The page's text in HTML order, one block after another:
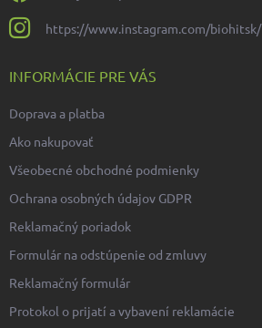
https://www.instagram.com/biohitsk/
INFORMÁCIE PRE VÁS
Doprava a platba
Ako nakupovať
Všeobecné obchodné podmienky
Ochrana osobných údajov GDPR
Reklamačný poriadok
Formulár na odstúpenie od zmluvy
Reklamačný formulár
Protokol o prijatí a vybavení reklamácie